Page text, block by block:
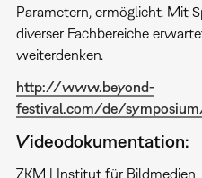
Parametern, ermöglicht. Mit
diverser Fachbereiche
weiterdenken.
http://www.beyond-
festival.com/de/
Videodokumentation:
ZKM | Institut für Bildmedien